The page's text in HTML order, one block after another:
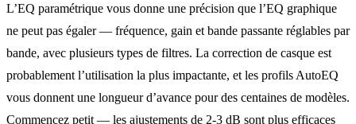
L’EQ paramétrique vous donne une précision que l’EQ graphique
ne peut pas égaler — fréquence, gain et bande passante réglables par
bande, avec plusieurs types de filtres. La correction de casque est
probablement l’utilisation la plus impactante, et les profils AutoEQ
vous donnent une longueur d’avance pour des centaines de modèles.
Commencez petit — les ajustements de 2-3 dB sont plus efficaces